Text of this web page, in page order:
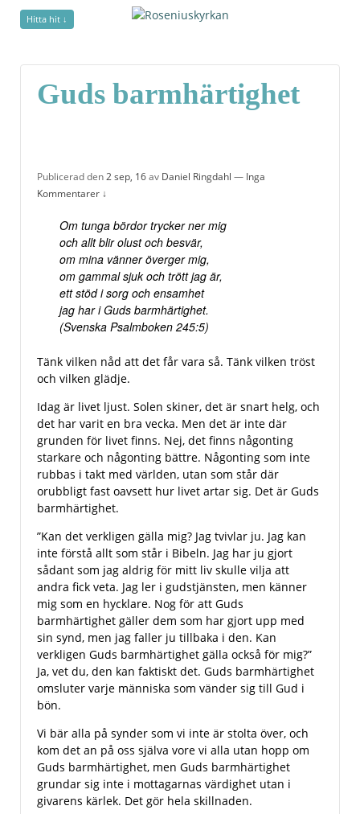
Hitta hit ↓
Guds barmhärtighet
Publicerad den2 sep, 16av Daniel Ringdahl — Inga
Kommentarer ↓
Om tunga bördor trycker ner mig
och allt blir olust och besvär,
om mina vänner överger mig,
om gammal sjuk och trött jag är,
ett stöd i sorg och ensamhet
jag har i Guds barmhärtighet.
(Svenska Psalmboken 245:5)
Tänk vilken nåd att det får vara så. Tänk vilken tröst
och vilken glädje.
Idag är livet ljust. Solen skiner, det är snart helg, och
det har varit en bra vecka. Men det är inte där
grunden för livet finns. Nej, det finns någonting
starkare och någonting bättre. Någonting som inte
rubbas i takt med världen, utan som står där
orubbligt fast oavsett hur livet artar sig. Det är Guds
barmhärtighet.
”Kan det verkligen gälla mig? Jag tvivlar ju. Jag kan
inte förstå allt som står i Bibeln. Jag har ju gjort
sådant som jag aldrig för mitt liv skulle vilja att
andra fick veta. Jag ler i gudstjänsten, men känner
mig som en hycklare. Nog för att Guds
barmhärtighet gäller dem som har gjort upp med
sin synd, men jag faller ju tillbaka i den. Kan
verkligen Guds barmhärtighet gälla också för mig?”
Ja, vet du, den kan faktiskt det. Guds barmhärtighet
omsluter varje människa som vänder sig till Gud i
bön.
Vi bär alla på synder som vi inte är stolta över, och
kom det an på oss själva vore vi alla utan hopp om
Guds barmhärtighet, men Guds barmhärtighet
grundar sig inte i mottagarnas värdighet utan i
givarens kärlek. Det gör hela skillnaden.